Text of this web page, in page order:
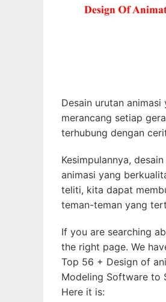
Desain urutan
merancang setiap
terhubung dengan
Kesimpulannya,
animasi yang
teliti, kita dapat
teman-teman yang
If you are searching
the right page. We
Top 56 + Design of
Modeling Software to
Here it is: